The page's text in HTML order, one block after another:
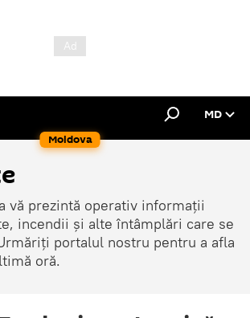
Moldova
MD
vă prezintă operativ informații
incendii și alte întâmplări care se
portalul nostru pentru a afla
oră.